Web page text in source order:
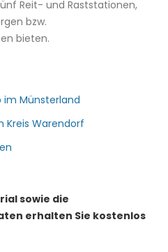
Reit- und Raststationen,
bzw.
bieten.
im Münsterland
Kreis Warendorf
sowie die
erhalten Sie kostenlos